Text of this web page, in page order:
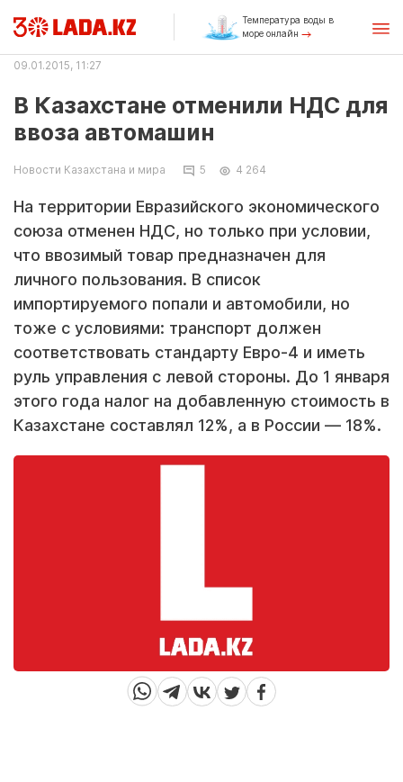
Температура воды в
море онлайн
09.01.2015, 11:27
В Казахстане отменили НДС для
ввоза автомашин
Новости Казахстана и мира 5 4 264
На территории Евразийского экономического
союза отменен НДС, но только при условии,
что ввозимый товар предназначен для
личного пользования. В список
импортируемого попали и автомобили, но
тоже с условиями: транспорт должен
соответствовать стандарту Евро-4 и иметь
руль управления с левой стороны. До 1 января
этого года налог на добавленную стоимость в
Казахстане составлял 12%, а в России — 18%.